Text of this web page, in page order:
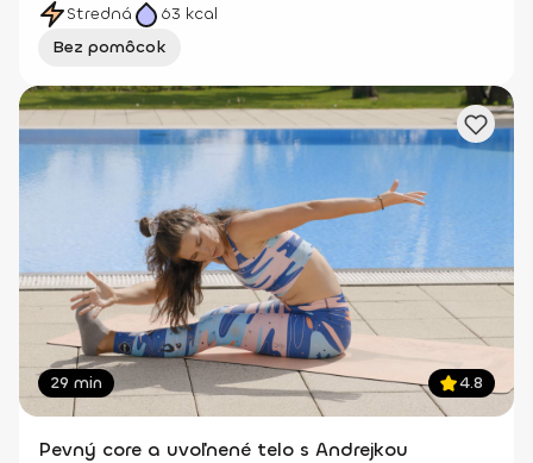
Stredná 63 kcal
Bez pomôcok
29 min 4.8
Pevný core a uvoľnené telo s Andrejkou